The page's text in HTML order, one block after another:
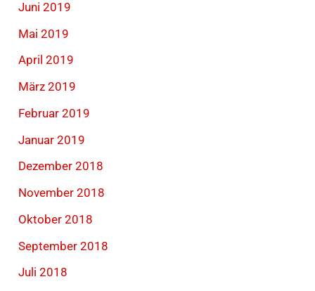
Juni 2019
Mai 2019
April 2019
März 2019
Februar 2019
Januar 2019
Dezember 2018
November 2018
Oktober 2018
September 2018
Juli 2018